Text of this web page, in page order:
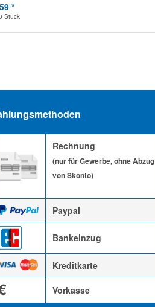
*
Stück
Rechnung
(nur für Gewerbe, ohne Abzug
von Skonto)
Paypal
Bankeinzug
Kreditkarte
Vorkasse